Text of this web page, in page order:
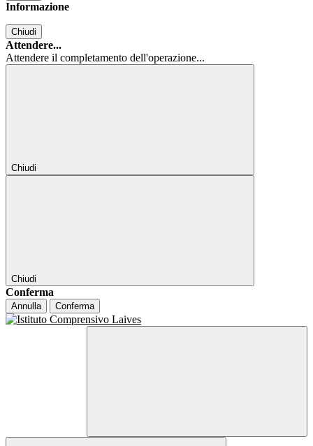
Informazione
Chiudi
Attendere...
Attendere il completamento dell'operazione...
Chiudi
Chiudi
Conferma
Annulla Conferma